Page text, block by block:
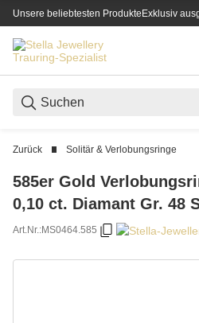
Unsere beliebtesten ProdukteExklusiv
Zurück Solitär & Verlobungsringe
585er Gold
0,10 ct. Diamant Gr. 48
Art.Nr.:MS0464.585